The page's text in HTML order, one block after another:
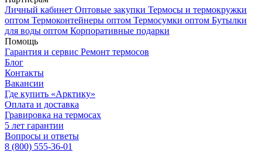
Личный кабинет Оптовые закупки Термосы и термокружки
оптом Термоконтейнеры оптом Термосумки оптом Бутылки
для воды оптом Корпоративные подарки
Помощь
Гарантия и сервис Ремонт термосов
Блог
Контакты
Вакансии
Где купить «Арктику»
Оплата и доставка
Гравировка на термосах
5 лет гарантии
Вопросы и ответы
8 (800) 555-36-01